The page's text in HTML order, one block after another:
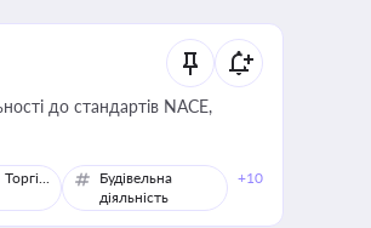
до стандартів NACE,
Торгівля
Будівельна
діяльність
+10